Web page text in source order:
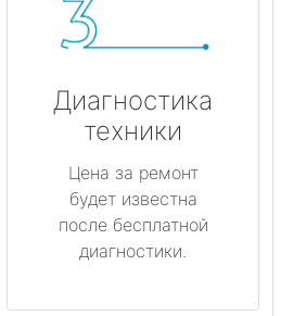
Диагностика
техники
Цена за ремонт
будет известна
после бесплатной
диагностики.